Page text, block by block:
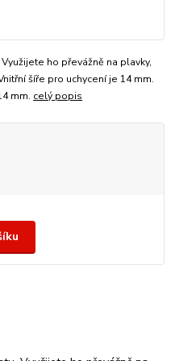
ho převážně na plavky,
šíře pro uchycení je 14 mm.
mm. celý popis